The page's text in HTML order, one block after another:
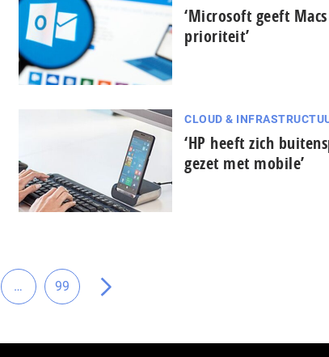
‘Microsoft geeft
prioriteit’
CLOUD &
‘HP heeft zich
gezet met mobile’
Tussenliggende
pagina's
…
Ga
99
Ga